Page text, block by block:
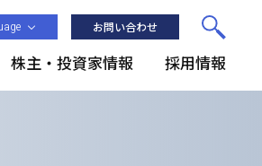
お問い合わせ
株主・投資家情報 採用情報